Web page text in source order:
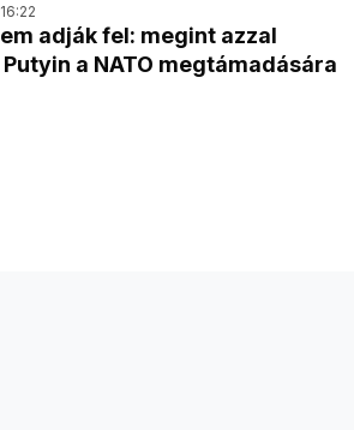
adják fel: megint azzal
a NATO megtámadására